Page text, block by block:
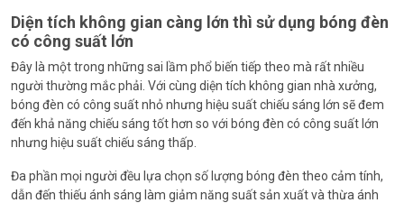
Diện tích không gian càng lớn thì sử dụng bóng đèn
có công suất lớn
Đây là một trong những sai lầm phổ biến tiếp theo mà rất nhiều
người thường mắc phải. Với cùng diện tích không gian nhà xưởng,
bóng đèn có công suất nhỏ nhưng hiệu suất chiếu sáng lớn sẽ đem
đến khả năng chiếu sáng tốt hơn so với bóng đèn có công suất lớn
nhưng hiệu suất chiếu sáng thấp.
Đa phần mọi người đều lựa chọn số lượng bóng đèn theo cảm tính,
dẫn đến thiếu ánh sáng làm giảm năng suất sản xuất và thừa ánh